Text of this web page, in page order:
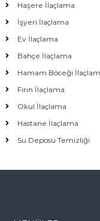
Haşere İlaçlama
İşyeri İlaçlama
Ev İlaçlama
Bahçe İlaçlama
Hamam Böceği
Fırın İlaçlama
Okul İlaçlama
Hastane İlaçlama
Su Deposu Temizliği